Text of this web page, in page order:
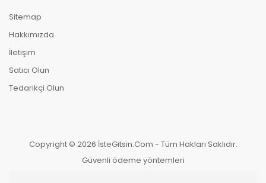
Sitemap
Hakkımızda
İletişim
Satıcı Olun
Tedarikçi Olun
Copyright © 2026 İsteGitsin.Com - Tüm Hakları Saklıdır.
Güvenli ödeme yöntemleri